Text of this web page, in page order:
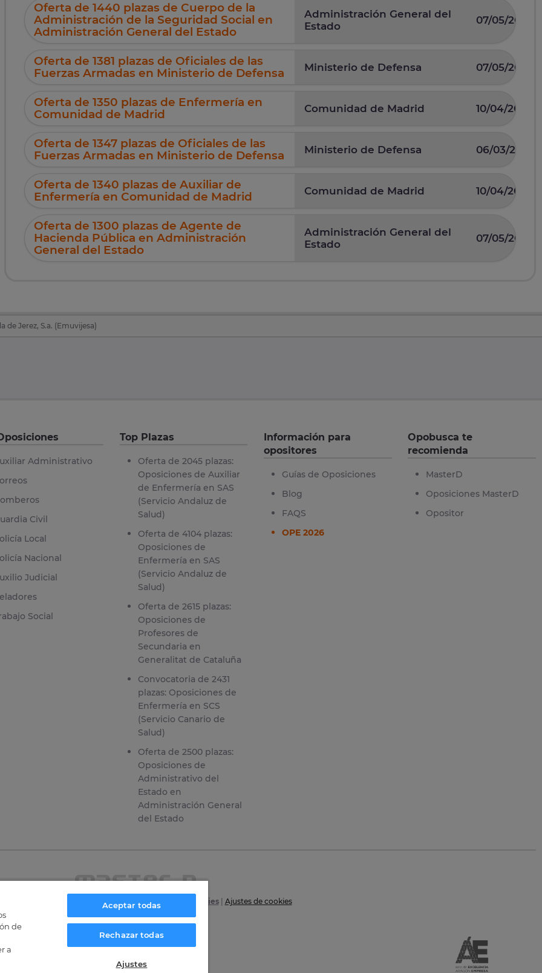
Oferta de 1440 plazas de Cuerpo de la
Administración de la Seguridad Social en
Administración General del Estado
Administración General del
Estado
07/05/2026
Oferta de 1381 plazas de Oficiales de las
Fuerzas Armadas en Ministerio de Defensa
Ministerio de Defensa 07/05/2025
Oferta de 1350 plazas de Enfermería en
Comunidad de Madrid
Comunidad de Madrid 10/04/2025
Oferta de 1347 plazas de Oficiales de las
Fuerzas Armadas en Ministerio de Defensa
Ministerio de Defensa 06/03/2026
Oferta de 1340 plazas de Auxiliar de
Enfermería en Comunidad de Madrid
Comunidad de Madrid 10/04/2025
Oferta de 1300 plazas de Agente de
Hacienda Pública en Administración
General del Estado
Administración General del
Estado
07/05/2026
de Jerez, S.a. (Emuvijesa)
Administrativo
Civil
Local
Nacional
Judicial
Social
Top Plazas
Oferta de 2045 plazas:
Oposiciones de Auxiliar
de Enfermería en SAS
(Servicio Andaluz de
Salud)
Oferta de 4104 plazas:
Oposiciones de
Enfermería en SAS
(Servicio Andaluz de
Salud)
Oferta de 2615 plazas:
Oposiciones de
Profesores de
Secundaria en
Generalitat de Cataluña
Convocatoria de 2431
plazas: Oposiciones de
Enfermería en SCS
(Servicio Canario de
Salud)
Oferta de 2500 plazas:
Oposiciones de
Administrativo del
Estado en
Administración General
del Estado
Información para
opositores
Guías de Oposiciones
Blog
FAQS
OPE 2026
Opobusca te
recomienda
MasterD
Oposiciones MasterD
Opositor
Política de privacidad| Política de Cookies| Ajustes de cookies
de
a
Aceptar todas
Rechazar todas
Ajustes